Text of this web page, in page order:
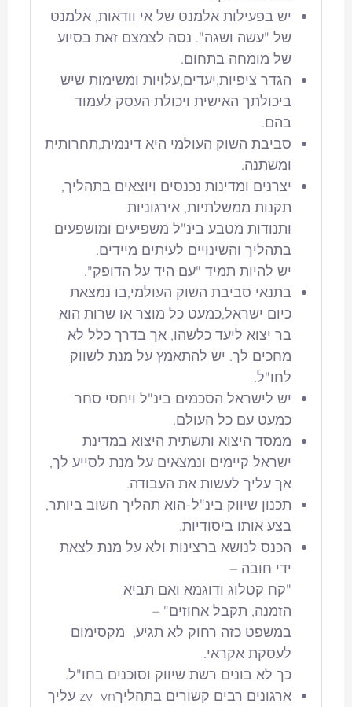
יש בפעילות אלמנט של אי וודאות, אלמנט
של "עשה ושגה". נסה לצמצם זאת בסיוע
של מומחה בתחום.
הגדר ציפיות,יעדים,עלויות ומשימות שיש
ביכולתך האישית ויכולת העסק לעמוד
בהם.
סביבת השוק העולמי היא דינמית,תחרותית
ומשתנה.
יצרנים ומדינות נכנסים ויוצאים בתהליך,
תקנות ממשלתיות, אירגוניות
ותנודות מטבע בינ"ל משפיעים ומושפעים
בתהליך והשינויים לעיתים מיידים.
יש להיות תמיד "עם היד על הדופק".
בתנאי סביבת השוק העולמי,בו נמצאת
כיום ישראל,כמעט כל מוצר או שרות הוא
בר יצוא ליעד כלשהו, אך בדרך כלל לא
מחכים לך. יש להתאמץ על מנת לשווק
לחו"ל.
יש לישראל הסכמים בינ"ל ויחסי סחר
כמעט עם כל העולם.
ממסד היצוא ותשתית היצוא במדינת
ישראל קיימים ונמצאים על מנת לסייע לך,
אך עליך לעשות את העבודה.
תכנון שיווק בינ"ל-הוא תהליך חשוב ביותר,
בצע אותו ביסודיות.
הכנס לנושא ברצינות ולא על מנת לצאת
ידי חובה –
"קח קטלוג ודוגמא ואם תביא
הזמנה, תקבל אחוזים" –
במשפט כזה רחוק לא תגיע, מקסימום
לעסקת אקראי.
כך לא בונים רשת שיווק וסוכנים בחו"ל.
ארגונים רבים קשורים בתהליךzv vn עליך